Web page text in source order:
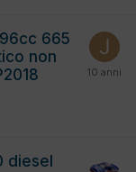
665
non
diesel